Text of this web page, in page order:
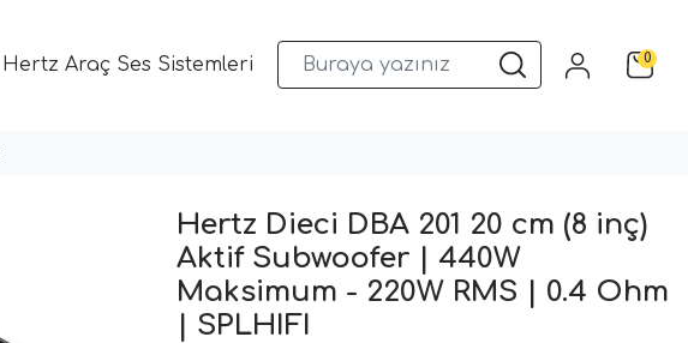
Hertz Araç Ses Sistemleri Musway DSP ve Araç Ses Sistemleri 0
Hertz Dieci DBA 201 20 cm (8 inç)
Aktif Subwoofer | 440W
Maksimum - 220W RMS | 0.4 Ohm
| SPLHIFI